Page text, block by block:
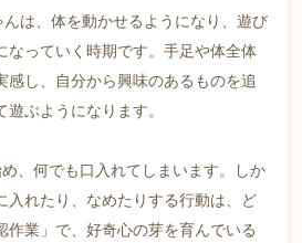
は、体を動かせるようになり、遊び
なっていく時期です。手足や体全体
感し、自分から興味のあるものを追
ぶようになります。
、何でも口入れてしまいます。しか
入れたり、なめたりする行動は、ど
作業」で、好奇心の芽を育んでいる